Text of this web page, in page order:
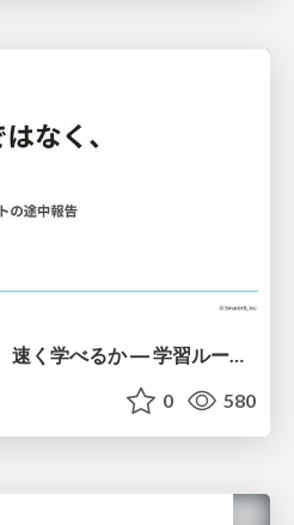
速く作れるかではなく、速く学べるか ― 学習ループを回すパイロットの途中報告
0 580